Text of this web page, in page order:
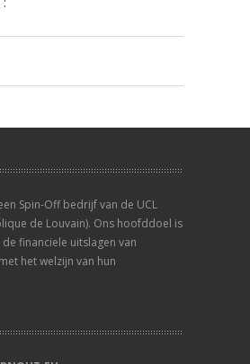
Spin-Off bedrijf van de UCL
de Louvain). Ons hoofddoel is
financiele uitslagen van
het welzijn van hun